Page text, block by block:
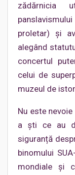
zădărnicia
proletar) și
alegând
concertul
celui de
muzeul de
Nu este
a ști ce au
siguranță
binomului
mondiale și